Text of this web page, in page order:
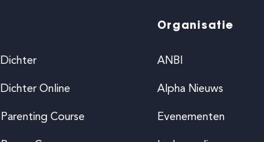
Dichter
Dichter Online
Parenting Course
Organisatie
ANBI
Alpha Nieuws
Evenementen